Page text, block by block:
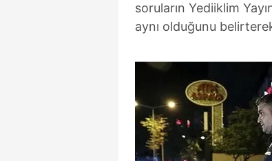
soruların Yediiklim
aynı olduğunu